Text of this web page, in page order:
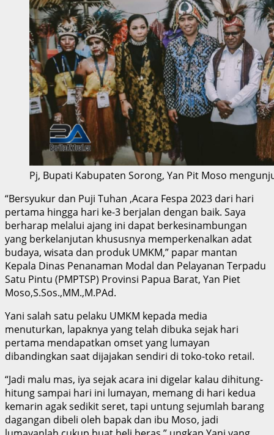
Pj, Bupati Kabupaten Sorong, Yan Pit Moso
“Bersyukur dan Puji Tuhan ,Acara Fespa 2023 dari hari
pertama hingga hari ke-3 berjalan dengan baik. Saya
berharap melalui ajang ini dapat berkesinambungan
yang berkelanjutan khususnya memperkenalkan adat
budaya, wisata dan produk UMKM,” papar mantan
Kepala Dinas Penanaman Modal dan Pelayanan Terpadu
Satu Pintu (PMPTSP) Provinsi Papua Barat, Yan Piet
Moso,S.Sos.,MM.,M.PAd.
Yani salah satu pelaku UMKM kepada media
menuturkan, lapaknya yang telah dibuka sejak hari
pertama mendapatkan omset yang lumayan
dibandingkan saat dijajakan sendiri di toko-toko retail.
“Jadi malu mas, iya sejak acara ini digelar kalau dihitung-
hitung sampai hari ini lumayan, memang di hari kedua
kemarin agak sedikit seret, tapi untung sejumlah barang
dagangan dibeli oleh bapak dan ibu Moso, jadi